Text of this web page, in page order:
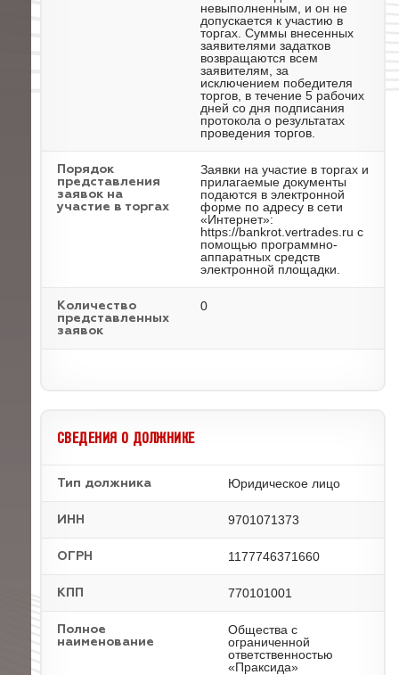
невыполненным, и он не
допускается к участию в
торгах. Суммы внесенных
заявителями задатков
возвращаются всем
заявителям, за
исключением победителя
торгов, в течение 5 рабочих
дней со дня подписания
протокола о результатах
проведения торгов.
Порядок
представления
заявок на
участие в торгах
Заявки на участие в торгах и
прилагаемые документы
подаются в электронной
форме по адресу в сети
«Интернет»:
https://bankrot.vertrades.ru с
помощью программно-
аппаратных средств
электронной площадки.
Количество
представленных
заявок
0
СВЕДЕНИЯ О ДОЛЖНИКЕ
Тип должника Юридическое лицо
ИНН 9701071373
ОГРН 1177746371660
КПП 770101001
Полное
наименование
Общества с
ограниченной
ответственностью
«Праксида»